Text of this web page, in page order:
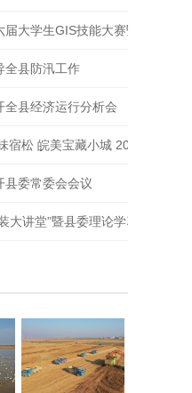
届大学生GIS技能大赛暨长三角
全县防汛工作
全县经济运行分析会
宿松 皖美宝藏小城 2026云裳宿
县委常委会会议
大讲堂”暨县委理论学习中心组